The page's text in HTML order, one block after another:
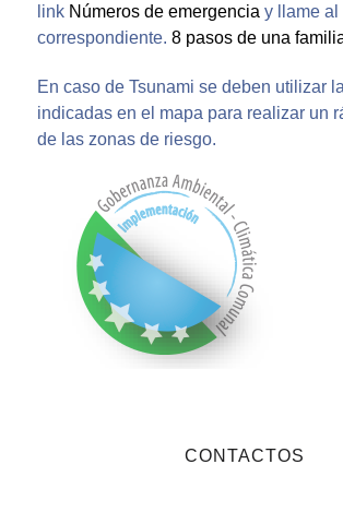
link Números de emergencia y llame al
correspondiente. 8 pasos de una
En caso de Tsunami se deben utilizar
indicadas en el mapa para realizar un
de las zonas de riesgo.
CONTACTOS